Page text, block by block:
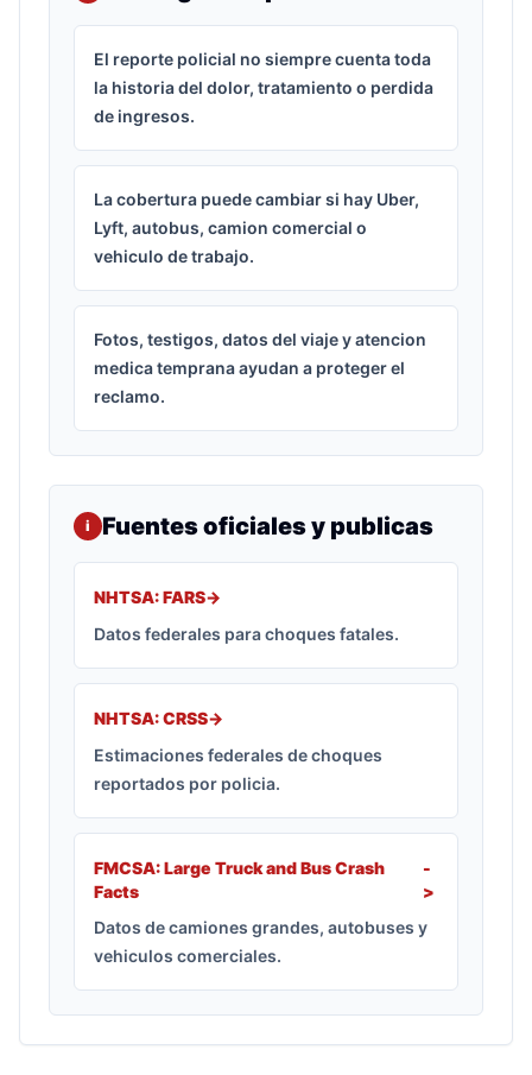
El reporte policial no siempre cuenta toda
la historia del dolor, tratamiento o perdida
de ingresos.
La cobertura puede cambiar si hay Uber,
Lyft, autobus, camion comercial o
vehiculo de trabajo.
Fotos, testigos, datos del viaje y atencion
medica temprana ayudan a proteger el
reclamo.
i Fuentes oficiales y publicas
NHTSA: FARS->
Datos federales para choques fatales.
NHTSA: CRSS->
Estimaciones federales de choques
reportados por policia.
FMCSA: Large Truck and Bus Crash
Facts
-
>
Datos de camiones grandes, autobuses y
vehiculos comerciales.